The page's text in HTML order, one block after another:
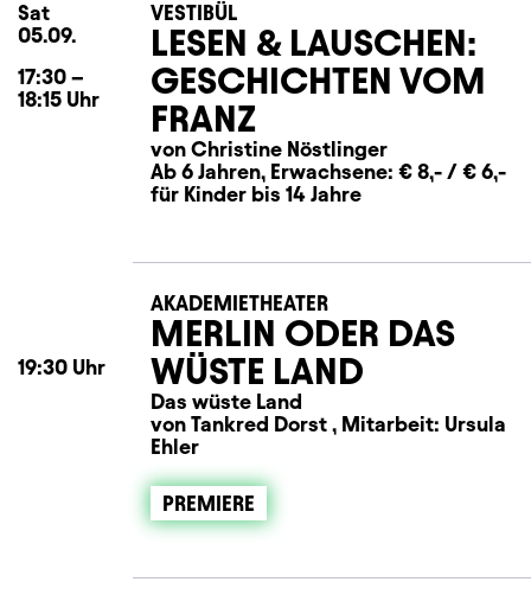
Sat
05.09.
17:30 –
18:15 Uhr
VESTIBÜL
LESEN & LAUSCHEN:
GESCHICHTEN VOM
FRANZ
von Christine Nöstlinger
Ab 6 Jahren, Erwachsene: € 8,- / € 6,-
für Kinder bis 14 Jahre
19:30 Uhr
AKADEMIETHEATER
MERLIN ODER DAS
WÜSTE LAND
Das wüste Land
von Tankred Dorst , Mitarbeit: Ursula
Ehler
PREMIERE